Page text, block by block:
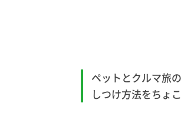
ペットとクルマ旅
しつけ方法をちょ